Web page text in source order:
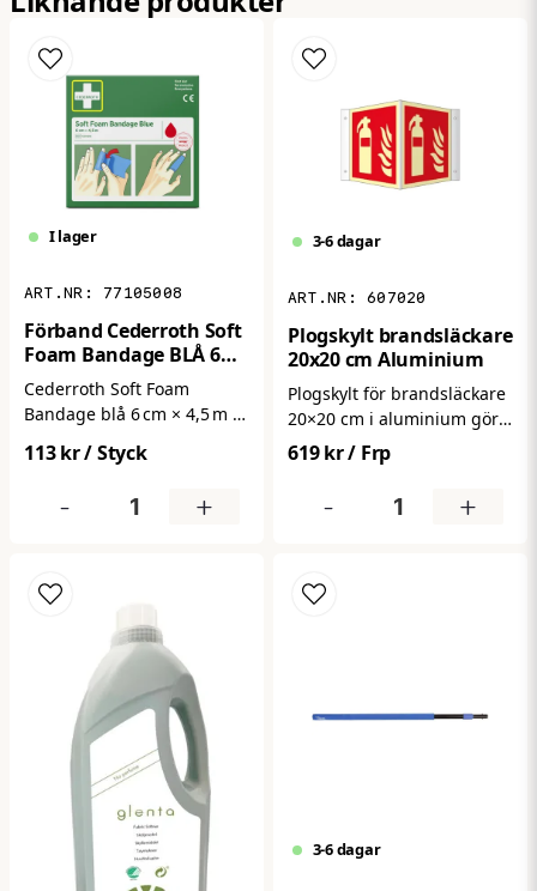
Ja, ni får publicera min fråga
Skicka fråga
I lager
77105008
Förband Cederroth Soft
Foam Bandage BLÅ 6
cm x 4,5 m
Cederroth Soft Foam
Bandage blå 6 cm × 4,5 m är
förband med skumkärna
dämpning och komfort vid
tryckpunkter. Den blå
färgen gör det enkelt att
identifiera och hantera för
snabb första hjälpen.
113 kr/ Styck
- +
3-6 dagar
607020
Plogskylt brandsläckare
20x20 cm Aluminium
Plogskylt för brandsläckare
20×20 cm i aluminium gör
det enkelt att snabbt
brandskyddsutrustning.
Den dubbelsidiga
passar perfekt för
lång hållbarhet.
619 kr/ Frp
- +
3-6 dagar